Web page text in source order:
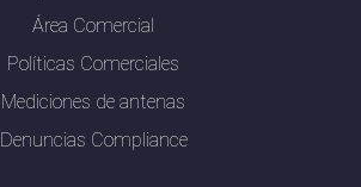
Área Comercial
Políticas Comerciales
Mediciones de antenas
Denuncias Compliance